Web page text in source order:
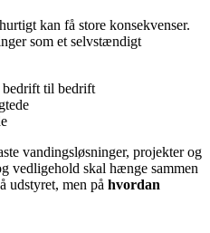
kan få store konsekvenser.
som et selvstændigt
bedrift til bedrift
vandingsløsninger, projekter og
vedligehold skal hænge sammen
udstyret, men på hvordan